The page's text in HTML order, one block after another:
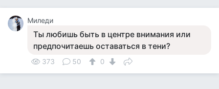
Миледи
Ты любишь быть в центре внимания или
предпочитаешь оставаться в тени?
373 50 0